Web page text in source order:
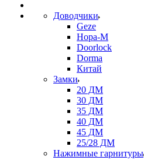
Доводчики
Geze
Нора-М
Doorlock
Dorma
Китай
Замки
20 ДМ
30 ДМ
35 ДМ
40 ДМ
45 ДМ
25/28 ДМ
Нажимные гарнитуры